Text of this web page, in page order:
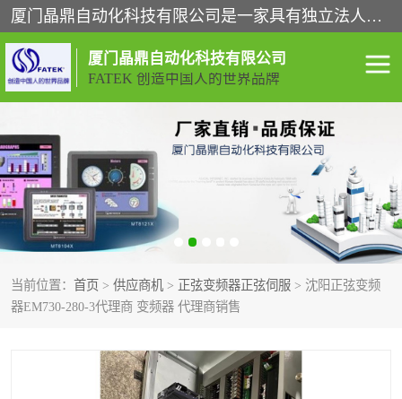
厦门晶鼎自动化科技有限公司是一家具有独立法人资格的高新技术企业；代理销售的产品有台湾威纶触摸屏，魏德米勒全系列，永宏触摸屏,威纶触摸屏,台湾威纶weinview触摸屏,台湾永宏PLC，FATEK,永宏伺服,图儿克总线，施耐德，欧姆龙，西门子，富士变频，K&N蓝系列， BUSSMANN，松下变频器，丹佛斯变频器等。
厦门晶鼎自动化科技有限公司
FATEK 创造中国人的世界品牌
当前位置： 首页 > 供应商机 > 正弦变频器正弦伺服 > 沈阳正弦变频
器EM730-280-3代理商 变频器 代理商销售
闽台永宏PLC WEINVIEW闽台威纶触摸
正弦变频器正弦伺服 魏德米勒接线端子
ABB电流开关 魏德米勒电源
丹佛斯变频器 MOXA通讯模块
魏德米勒工具 西门子